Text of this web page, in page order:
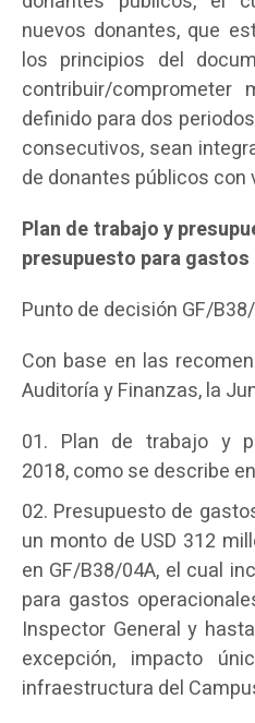
nuevos donantes, que
los principios del
contribuir/
definido para dos
consecutivos, sean
de donantes públicos con
Plan de trabajo y
presupuesto para
Punto de decisión GF/
Con base en las
Auditoría y Finanzas, la
Plan de trabajo y
2018, como se describe
Presupuesto de
un monto de USD 312
en GF/B38/04A, el cual
para gastos
Inspector General y
excepción, impacto
infraestructura del